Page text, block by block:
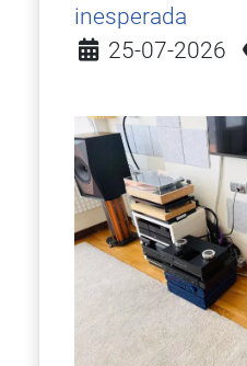
inesperada
Detalles
25-07-2026